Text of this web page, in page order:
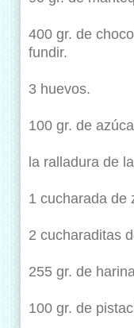
400 gr. de
fundir.
3 huevos.
100 gr. de
la ralladura de
1 cucharada de
2 cucharaditas
255 gr. de
100 gr. de